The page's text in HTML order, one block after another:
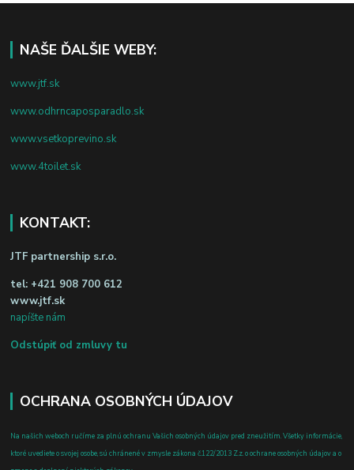
NAŠE ĎALŠIE WEBY:
www.jtf.sk
www.odhrncaposparadlo.sk
www.vsetkoprevino.sk
www.4toilet.sk
KONTAKT:
JTF partnership s.r.o.
tel: +421 908 700 612
www.jtf.sk
napíšte nám
Odstúpiť od zmluvy tu
OCHRANA OSOBNÝCH ÚDAJOV
Na našich weboch ručíme za plnú ochranu Vašich osobných údajov pred zneužitím. Všetky informácie,
ktoré uvediete o svojej osobe, sú chránené v zmysle zákona č.122/2013 Z.z. o ochrane osobných údajov a o